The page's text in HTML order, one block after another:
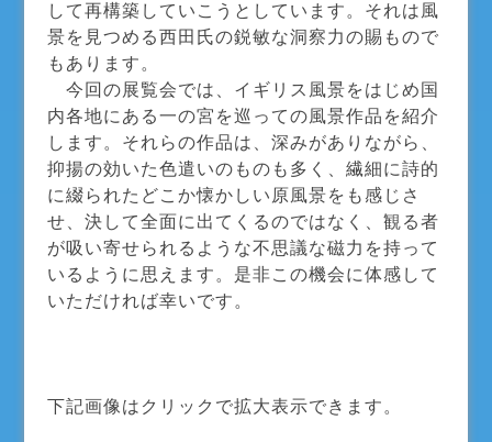
して再構築していこうとしています。それは風
景を見つめる西田氏の鋭敏な洞察力の賜もので
もあります。
今回の展覧会では、イギリス風景をはじめ国
内各地にある一の宮を巡っての風景作品を紹介
します。それらの作品は、深みがありながら、
抑揚の効いた色遣いのものも多く、繊細に詩的
に綴られたどこか懐かしい原風景をも感じさ
せ、決して全面に出てくるのではなく、観る者
が吸い寄せられるような不思議な磁力を持って
いるように思えます。是非この機会に体感して
いただければ幸いです。
下記画像はクリックで拡大表示できます。